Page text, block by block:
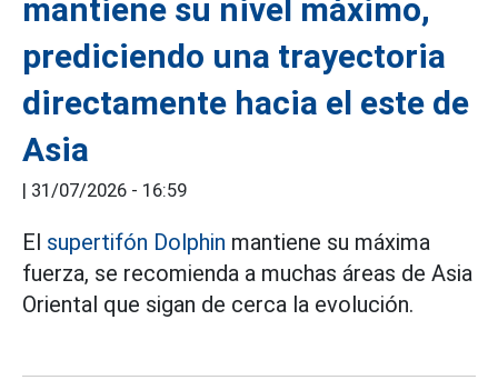
mantiene su nivel máximo,
prediciendo una trayectoria
directamente hacia el este de
Asia
| 31/07/2026 - 16:59
El supertifón Dolphin mantiene su máxima
fuerza, se recomienda a muchas áreas de Asia
Oriental que sigan de cerca la evolución.